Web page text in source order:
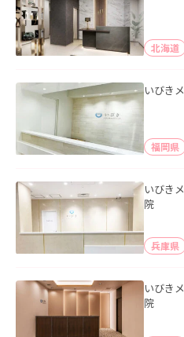
北海道
いびき
福岡県
いびき
院
兵庫県
いびき
院